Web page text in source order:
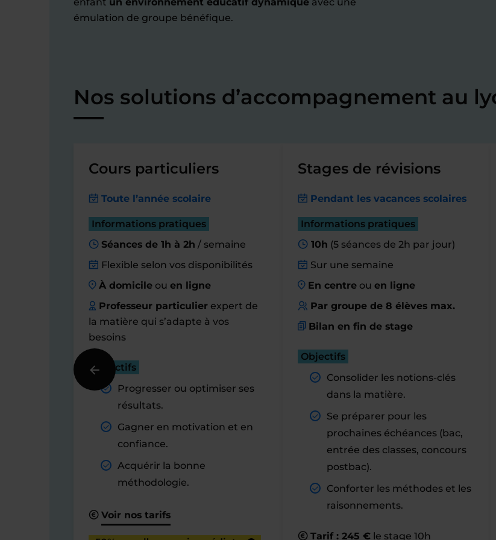
émulation de groupe bénéfique.
Nos solutions d’accompagnement au
Cours particuliers
Toute l’année scolaire
Informations pratiques
Séances de 1h à 2h / semaine
Flexible selon vos disponibilités
À domicileou en ligne
Professeur particulier expert de
la matière qui s’adapte à vos
besoins
Objectifs
Progresser ou optimiser ses
résultats.
Gagner en motivation et en
confiance.
Acquérir la bonne
méthodologie.
Voir nos tarifs
Stages de révisions
Pendant les vacances scolaires
Informations pratiques
10h (5 séances de 2h par jour)
Sur une semaine
En centreou en ligne
Par groupe de 8 élèves max.
Bilan en fin de stage
Objectifs
Consolider les notions-clés
dans la matière.
Se préparer pour les
prochaines échéances (bac,
entrée des classes, concours
postbac).
Conforter les méthodes et les
raisonnements.
Tarif : 245 €le stage 10h